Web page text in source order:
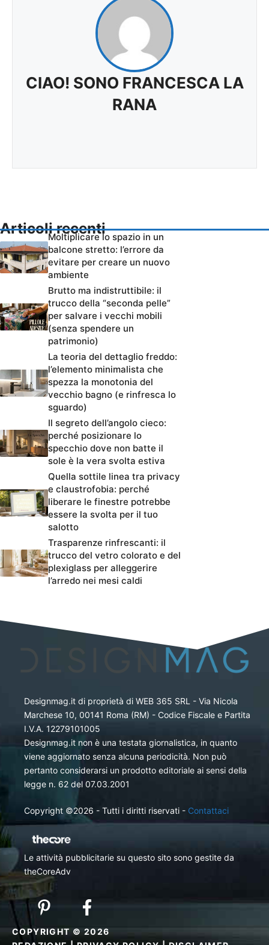
CIAO! SONO FRANCESCA LA
RANA
Articoli recenti
Moltiplicare lo spazio in un
balcone stretto: l’errore da
evitare per creare un nuovo
ambiente
Brutto ma indistruttibile: il
trucco della “seconda pelle”
per salvare i vecchi mobili
(senza spendere un
patrimonio)
La teoria del dettaglio freddo:
l’elemento minimalista che
spezza la monotonia del
vecchio bagno (e rinfresca lo
sguardo)
Il segreto dell’angolo cieco:
perché posizionare lo
specchio dove non batte il
sole è la vera svolta estiva
Quella sottile linea tra privacy
e claustrofobia: perché
liberare le finestre potrebbe
essere la svolta per il tuo
salotto
Trasparenze rinfrescanti: il
trucco del vetro colorato e del
plexiglass per alleggerire
l’arredo nei mesi caldi
Designmag.it di proprietà di WEB 365 SRL - Via Nicola
Marchese 10, 00141 Roma (RM) - Codice Fiscale e Partita
I.V.A. 12279101005
Designmag.it non è una testata giornalistica, in quanto
viene aggiornato senza alcuna periodicità. Non può
pertanto considerarsi un prodotto editoriale ai sensi della
legge n. 62 del 07.03.2001
Copyright ©2026 - Tutti i diritti riservati - Contattaci
Le attività pubblicitarie su questo sito sono gestite da
theCoreAdv
COPYRIGHT © 2026